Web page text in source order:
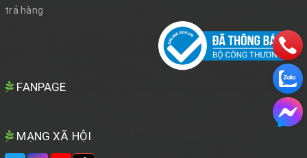
trả hàng
FANPAGE
MẠNG XÃ HỘI